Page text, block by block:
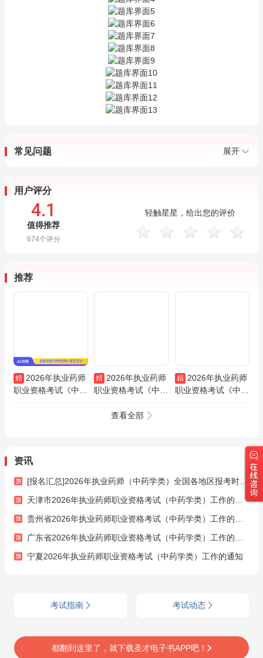
常见问题 展开
用户评分
4.1
值得推荐
674个评分
轻触星星，给出您的评价
推荐
精 2026年执业药师
职业资格考试《中药
精 2026年执业药师
职业资格考试《中药
VIP班/基础班/巧练
精 2026年执业药师
职业资格考试《中药
查看全部
资讯
[报名汇总]2026年执业药师（中药学类）全国各地区报考时间及公告汇总
天津市2026年执业药师职业资格考试（中药学类）工作的通知
贵州省2026年执业药师职业资格考试（中药学类）工作的通知
广东省2026年执业药师职业资格考试（中药学类）工作的通知
宁夏2026年执业药师职业资格考试（中药学类）工作的通知
考试指南 考试动态
都翻到这里了，就下载圣才电子书APP吧！